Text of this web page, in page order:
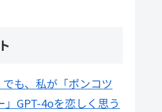
も、私が「ポンコツ
GPT-4oを恋しく思う